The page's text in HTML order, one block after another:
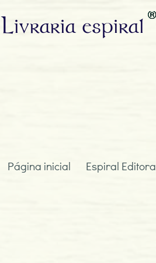
Livraria espiral
Página inicial Espiral Editora